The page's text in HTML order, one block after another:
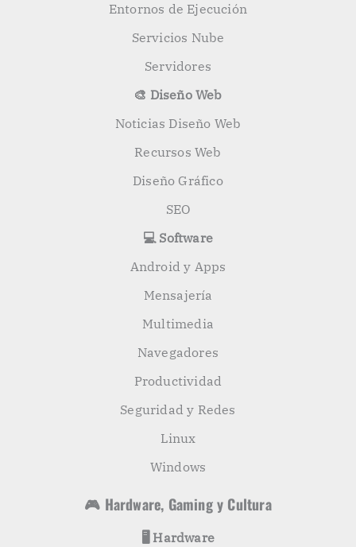
Entornos de Ejecución
Servicios Nube
Servidores
🎨 Diseño Web
Noticias Diseño Web
Recursos Web
Diseño Gráfico
SEO
💻 Software
Android y Apps
Mensajería
Multimedia
Navegadores
Productividad
Seguridad y Redes
Linux
Windows
🎮 Hardware, Gaming y Cultura
🖥️ Hardware